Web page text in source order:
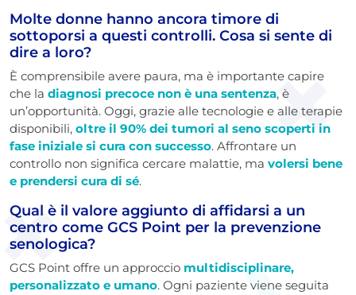
Molte donne hanno ancora timore di
sottoporsi a questi controlli. Cosa si sente di
dire a loro?
È comprensibile avere paura, ma è importante capire
che la diagnosi precoce non è una sentenza, è
un’opportunità. Oggi, grazie alle tecnologie e alle terapie
disponibili, oltre il 90% dei tumori al seno scoperti in
fase iniziale si cura con successo. Affrontare un
controllo non significa cercare malattie, ma volersi bene
e prendersi cura di sé.
Qual è il valore aggiunto di affidarsi a un
centro come GCS Point per la prevenzione
senologica?
GCS Point offre un approccio multidisciplinare,
personalizzato e umano. Ogni paziente viene seguita